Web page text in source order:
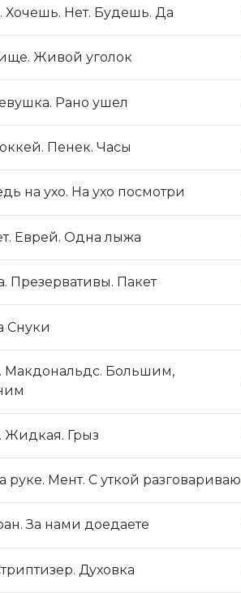
Хочешь. Нет. Будешь. Да
Живой уголок
Рано ушел
Пенек. Часы
на ухо. На ухо посмотри
Еврей. Одна лыжа
Презервативы. Пакет
Снуки
Макдональдс. Большим,
Жидкая. Грыз
руке. Мент. С уткой разговариваю
За нами доедаете
Духовка